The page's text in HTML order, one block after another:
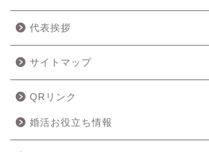
代表挨拶
サイトマップ
QRリンク
婚活お役立ち情報